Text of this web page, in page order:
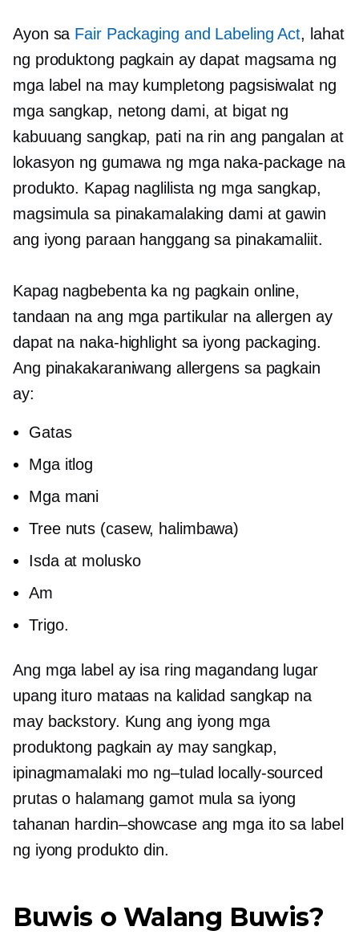
Ayon sa Fair Packaging and Labeling Act, lahat
ng produktong pagkain ay dapat magsama ng
mga label na may kumpletong pagsisiwalat ng
mga sangkap, netong dami, at bigat ng
kabuuang sangkap, pati na rin ang pangalan at
lokasyon ng gumawa ng mga naka-package na
produkto. Kapag naglilista ng mga sangkap,
magsimula sa pinakamalaking dami at gawin
ang iyong paraan hanggang sa pinakamaliit.
Kapag nagbebenta ka ng pagkain online,
tandaan na ang mga partikular na allergen ay
dapat na naka-highlight sa iyong packaging.
Ang pinakakaraniwang allergens sa pagkain
ay:
Gatas
Mga itlog
Mga mani
Tree nuts (casew, halimbawa)
Isda at molusko
Am
Trigo.
Ang mga label ay isa ring magandang lugar
upang ituro mataas na kalidad sangkap na
may backstory. Kung ang iyong mga
produktong pagkain ay may sangkap,
ipinagmamalaki mo ng–tulad locally-sourced
prutas o halamang gamot mula sa iyong
tahanan hardin–showcaseang mga ito sa label
ng iyong produkto din.
Buwis o Walang Buwis?